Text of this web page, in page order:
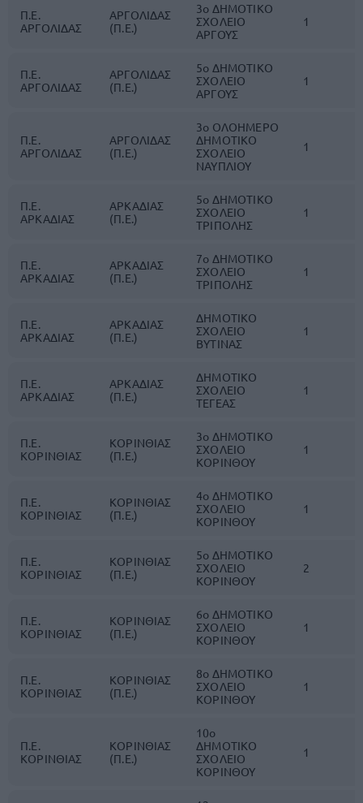
Π.Ε.
ΑΡΓΟΛΙΔΑΣ
ΑΡΓΟΛΙΔΑΣ
(Π.Ε.)
3ο ΔΗΜΟΤΙΚΟ
ΣΧΟΛΕΙΟ
ΑΡΓΟΥΣ
1
Π.Ε.
ΑΡΓΟΛΙΔΑΣ
ΑΡΓΟΛΙΔΑΣ
(Π.Ε.)
5ο ΔΗΜΟΤΙΚΟ
ΣΧΟΛΕΙΟ
ΑΡΓΟΥΣ
1
Π.Ε.
ΑΡΓΟΛΙΔΑΣ
ΑΡΓΟΛΙΔΑΣ
(Π.Ε.)
3ο ΟΛΟΗΜΕΡΟ
ΔΗΜΟΤΙΚΟ
ΣΧΟΛΕΙΟ
ΝΑΥΠΛΙΟΥ
1
Π.Ε.
ΑΡΚΑΔΙΑΣ
ΑΡΚΑΔΙΑΣ
(Π.Ε.)
5ο ΔΗΜΟΤΙΚΟ
ΣΧΟΛΕΙΟ
ΤΡΙΠΟΛΗΣ
1
Π.Ε.
ΑΡΚΑΔΙΑΣ
ΑΡΚΑΔΙΑΣ
(Π.Ε.)
7ο ΔΗΜΟΤΙΚΟ
ΣΧΟΛΕΙΟ
ΤΡΙΠΟΛΗΣ
1
Π.Ε.
ΑΡΚΑΔΙΑΣ
ΑΡΚΑΔΙΑΣ
(Π.Ε.)
ΔΗΜΟΤΙΚΟ
ΣΧΟΛΕΙΟ
ΒΥΤΙΝΑΣ
1
Π.Ε.
ΑΡΚΑΔΙΑΣ
ΑΡΚΑΔΙΑΣ
(Π.Ε.)
ΔΗΜΟΤΙΚΟ
ΣΧΟΛΕΙΟ
ΤΕΓΕΑΣ
1
Π.Ε.
ΚΟΡΙΝΘΙΑΣ
ΚΟΡΙΝΘΙΑΣ
(Π.Ε.)
3ο ΔΗΜΟΤΙΚΟ
ΣΧΟΛΕΙΟ
ΚΟΡΙΝΘΟΥ
1
Π.Ε.
ΚΟΡΙΝΘΙΑΣ
ΚΟΡΙΝΘΙΑΣ
(Π.Ε.)
4ο ΔΗΜΟΤΙΚΟ
ΣΧΟΛΕΙΟ
ΚΟΡΙΝΘΟΥ
1
Π.Ε.
ΚΟΡΙΝΘΙΑΣ
ΚΟΡΙΝΘΙΑΣ
(Π.Ε.)
5ο ΔΗΜΟΤΙΚΟ
ΣΧΟΛΕΙΟ
ΚΟΡΙΝΘΟΥ
2
Π.Ε.
ΚΟΡΙΝΘΙΑΣ
ΚΟΡΙΝΘΙΑΣ
(Π.Ε.)
6ο ΔΗΜΟΤΙΚΟ
ΣΧΟΛΕΙΟ
ΚΟΡΙΝΘΟΥ
1
Π.Ε.
ΚΟΡΙΝΘΙΑΣ
ΚΟΡΙΝΘΙΑΣ
(Π.Ε.)
8ο ΔΗΜΟΤΙΚΟ
ΣΧΟΛΕΙΟ
ΚΟΡΙΝΘΟΥ
1
Π.Ε.
ΚΟΡΙΝΘΙΑΣ
ΚΟΡΙΝΘΙΑΣ
(Π.Ε.)
10ο
ΔΗΜΟΤΙΚΟ
ΣΧΟΛΕΙΟ
ΚΟΡΙΝΘΟΥ
1